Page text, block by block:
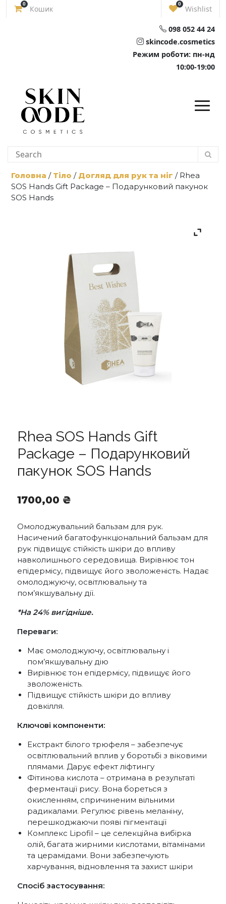
Skip
0
Кошик
0
Wishlist
098 052 44 24
skincode.cosmetics
Режим роботи: пн-нд
10:00-19:00
Головна / Тіло / Догляд для рук та ніг / Rhea
SOS Hands Gift Package – Подарунковий пакунок
SOS Hands
Rhea SOS Hands Gift
Package – Подарунковий
пакунок SOS Hands
1700,00 ₴
Омолоджувальний бальзам для рук.
Насичений багатофункціональний бальзам для
рук підвищує стійкість шкіри до впливу
навколишнього середовища. Вирівнює тон
епідермісу, підвищує його зволоженість. Надає
омолоджуючу, освітлювальну та
пом’якшувальну дії.
*На 24% вигідніше.
Переваги:
Має омолоджуючу, освітлювальну і
пом’якшувальну дію
Вирівнює тон епідермісу, підвищує його
зволоженість.
Підвищує стійкість шкіри до впливу
довкілля.
Ключові компоненти:
Екстракт білого трюфеля – забезпечує
освітлювальний вплив у боротьбі з віковими
плямами. Дарує ефект ліфтингу
Фітинова кислота – отримана в результаті
ферментації рису. Вона бореться з
окисленням, спричиненим вільними
радикалами. Регулює рівень меланіну,
перешкоджаючи появі пігментації
Комплекс Lipofil – це селекційна вибірка
олій, багата жирними кислотами, вітамінами
та церамідами. Вони забезпечують
харчування, відновлення та захист шкіри
Спосіб застосування: